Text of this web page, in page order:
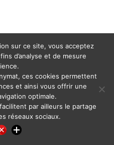
WhatsAppPinterest
sur ce site, vous acceptez
d’analyse et de mesure
ces cookies permettent
et ainsi vous offrir une
optimale.
par ailleurs le partage
réseaux sociaux.